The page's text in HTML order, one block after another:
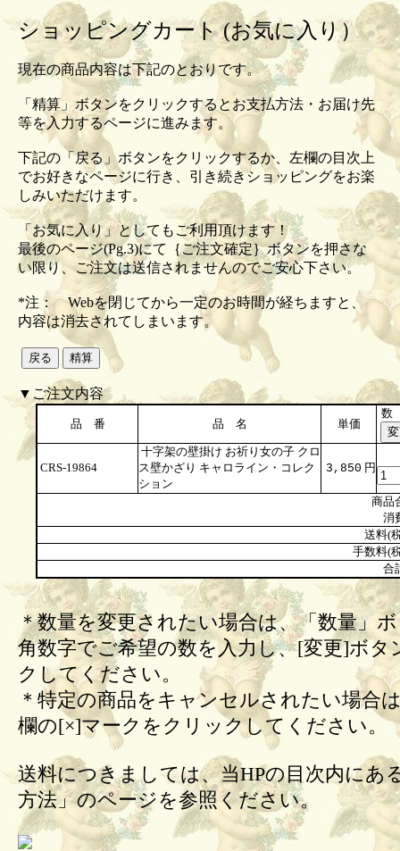
ショッピングカート (お気に入り）
現在の商品内容は下記のとおりです。
「精算」ボタンをクリックするとお支払方法・お届け先
等を入力するページに進みます。
下記の「戻る」ボタンをクリックするか、左欄の目次上
でお好きなページに行き、引き続きショッピングをお楽
しみいただけます。
「お気に入り」としてもご利用頂けます！
最後のページ(Pg.3)にて｛ご注文確定｝ボタンを押さな
い限り、ご注文は送信されませんのでご安心下さい。
*注： Webを閉じてから一定のお時間が経ちますと、
内容は消去されてしまいます。
▼ご注文内容
品 番 品 名 単価
数
CRS-19864
十字架の壁掛け お祈り女の子 クロ
ス壁かざり キャロライン・コレク
ション
3,850 円
商品
消
送料(
手数料(
合
＊数量を変更されたい場合は、「数量」
角数字でご希望の数を入力し、[変更]ボタ
クしてください。
＊特定の商品をキャンセルされたい場合
欄の[×]マークをクリックしてください。
送料につきましては、当HPの目次内にあ
方法」のページを参照ください。